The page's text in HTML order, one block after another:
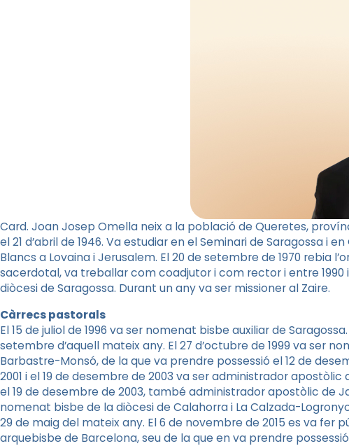
Card. Joan Josep Omella neix a la població de Queretes,
el 21 d’abril de 1946. Va estudiar en el Seminari de Saragossa i
Blancs a Lovaina i Jerusalem. El 20 de setembre de 1970 rebia
sacerdotal, va treballar com coadjutor i com rector i entre 1990
diòcesi de Saragossa. Durant un any va ser missioner al Zaire.
Càrrecs pastorals
El 15 de juliol de 1996 va ser nomenat bisbe auxiliar de
setembre d’aquell mateix any. El 27 d’octubre de 1999 va ser
Barbastre-Monsó, de la que va prendre possessió el 12 de
2001 i el 19 de desembre de 2003 va ser administrador apostòlic
el 19 de desembre de 2003, també administrador apostòlic de
nomenat bisbe de la diòcesi de Calahorra i La Calzada-
29 de maig del mateix any. El 6 de novembre de 2015 es va fer
arquebisbe de Barcelona, seu de la que en va prendre